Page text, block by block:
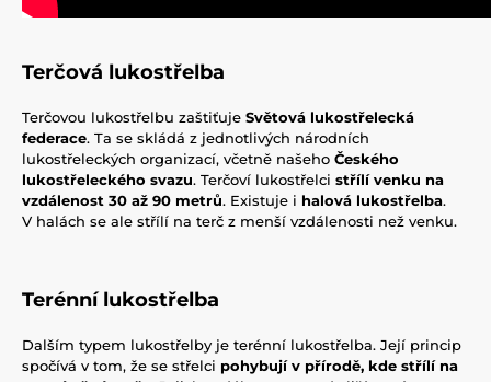
Terčová lukostřelba
Terčovou lukostřelbu zaštiťuje Světová lukostřelecká
federace. Ta se skládá z jednotlivých národních
lukostřeleckých organizací, včetně našeho Českého
lukostřeleckého svazu. Terčoví lukostřelci střílí venku na
vzdálenost 30 až 90 metrů. Existuje i halová lukostřelba.
V halách se ale střílí na terč z menší vzdálenosti než venku.
Terénní lukostřelba
Dalším typem lukostřelby je terénní lukostřelba. Její princip
spočívá v tom, že se střelci pohybují v přírodě, kde střílí na